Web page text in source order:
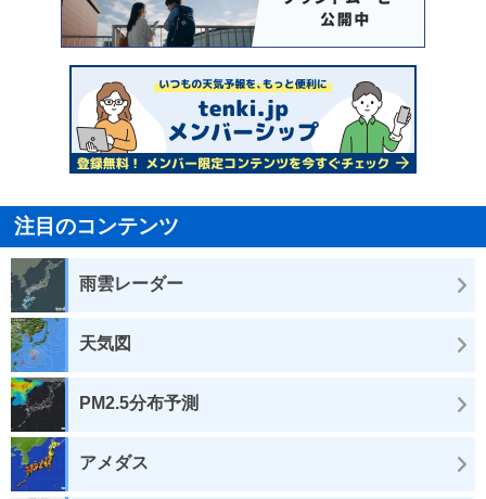
注目のコンテンツ
雨雲レーダー
天気図
PM2.5分布予測
アメダス